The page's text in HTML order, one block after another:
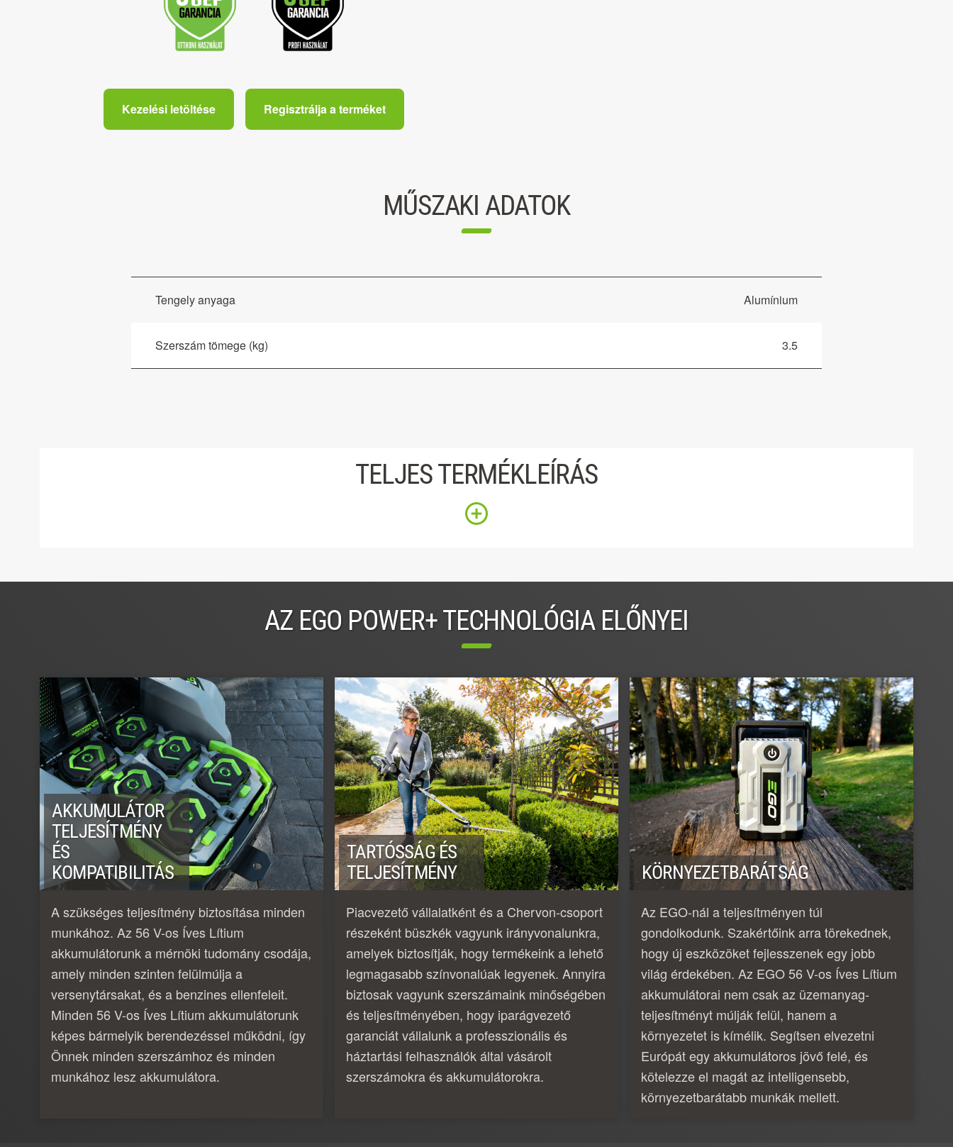
Kezelési letöltése Regisztrálja a terméket
MŰSZAKI ADATOK
Tengely anyaga Alumínium
Szerszám tömege (kg) 3.5
TELJES TERMÉKLEÍRÁS
AZ EGO POWER+ TECHNOLÓGIA ELŐNYEI
AKKUMULÁTOR
TELJESÍTMÉNY
ÉS
KOMPATIBILITÁS
A szükséges teljesítmény biztosítása minden
munkához. Az 56 V-os Íves Lítium
akkumulátorunk a mérnöki tudomány csodája,
amely minden szinten felülmúlja a
versenytársakat, és a benzines ellenfeleit.
Minden 56 V-os Íves Lítium akkumulátorunk
képes bármelyik berendezéssel működni, így
Önnek minden szerszámhoz és minden
munkához lesz akkumulátora.
TARTÓSSÁG ÉS
TELJESÍTMÉNY
Piacvezető vállalatként és a Chervon-csoport
részeként büszkék vagyunk irányvonalunkra,
amelyek biztosítják, hogy termékeink a lehető
legmagasabb színvonalúak legyenek. Annyira
biztosak vagyunk szerszámaink minőségében
és teljesítményében, hogy iparágvezető
garanciát vállalunk a professzionális és
háztartási felhasználók által vásárolt
szerszámokra és akkumulátorokra.
KÖRNYEZETBARÁTSÁG
Az EGO-nál a teljesítményen túl
gondolkodunk. Szakértőink arra törekednek,
hogy új eszközöket fejlesszenek egy jobb
világ érdekében. Az EGO 56 V-os Íves Lítium
akkumulátorai nem csak az üzemanyag-
teljesítményt múlják felül, hanem a
környezetet is kímélik. Segítsen elvezetni
Európát egy akkumulátoros jövő felé, és
kötelezze el magát az intelligensebb,
környezetbarátabb munkák mellett.